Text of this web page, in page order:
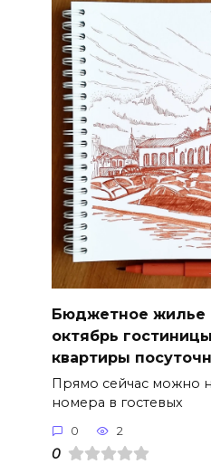
Бюджетное жилье
октябрь
квартиры
Прямо сейчас можно
номера в гостевых
0 2
0